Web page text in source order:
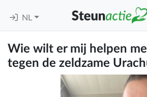
NL
Wie wilt er mij helpen
tegen de zeldzame